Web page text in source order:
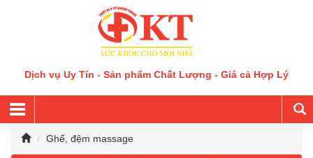
Dịch vụ Uy Tín - Sản phẩm Chất Lượng - Giá cả Hợp Lý
Ghế, đệm massage